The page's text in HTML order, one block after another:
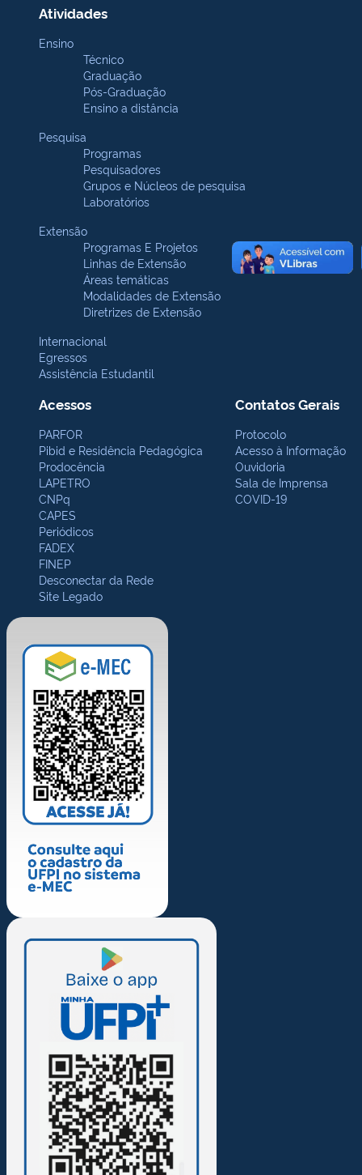
Atividades
Ensino
Técnico
Graduação
Pós-Graduação
Ensino a distância
Pesquisa
Programas
Pesquisadores
Grupos e Núcleos de pesquisa
Laboratórios
Extensão
Programas E Projetos
Linhas de Extensão
Áreas temáticas
Modalidades de Extensão
Diretrizes de Extensão
Internacional
Egressos
Assistência Estudantil
Acessos
PARFOR
Pibid e Residência Pedagógica
Prodocência
LAPETRO
CNPq
CAPES
Periódicos
FADEX
FINEP
Desconectar da Rede
Site Legado
Contatos Gerais
Protocolo
Acesso à Informação
Ouvidoria
Sala de Imprensa
COVID-19